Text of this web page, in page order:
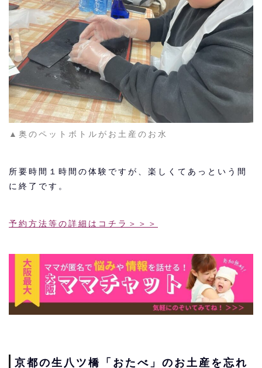
▲奥のペットボトルがお土産のお水
所要時間１時間の体験ですが、楽しくてあっという間
に終了です。
予約方法等の詳細はコチラ＞＞＞
京都の生八ツ橋「おたべ」のお土産を忘れ